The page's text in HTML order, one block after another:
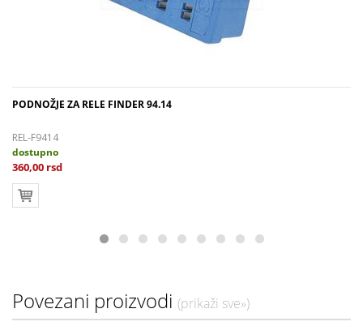
PODNOŽJE ZA RELE FINDER 94.14
REL-F9414
dostupno
360,00 rsd
Povezani proizvodi (prikaži sve»)